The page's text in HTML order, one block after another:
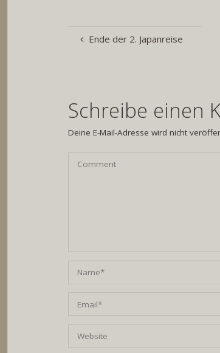
Ende der 2. Japanreise
Schreibe einen
Deine E-Mail-Adresse wird nicht